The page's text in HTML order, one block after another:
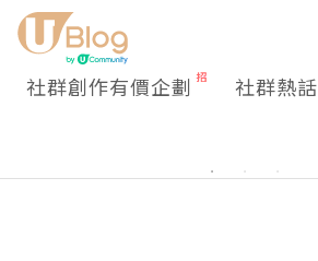
社群創作有價企劃 社群熱話